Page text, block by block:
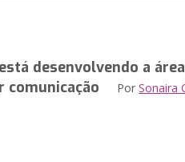
desenvolvendo a
comunicação PorSonaira